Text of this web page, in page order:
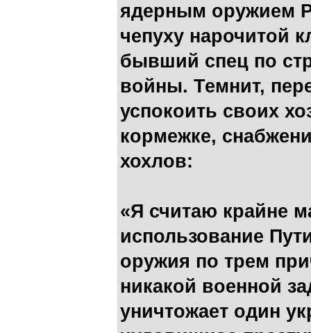
ядерным оружием
чепуху нарочитой
бывший спец по
войны. Темнит,
успокоить своих
кормежке,
хохлов:
«Я считаю крайне
использование
оружия по трем
никакой военной
уничтожает один